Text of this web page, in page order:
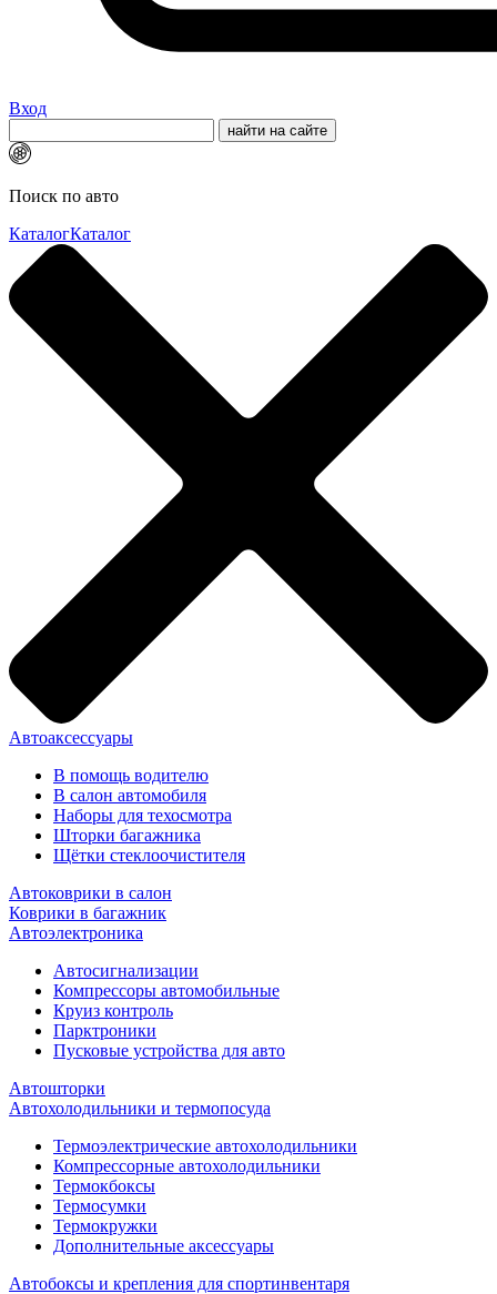
Вход
Поиск по авто
КаталогКаталог
Автоаксессуары
В помощь водителю
В салон автомобиля
Наборы для техосмотра
Шторки багажника
Щётки стеклоочистителя
Автоковрики в салон
Коврики в багажник
Автоэлектроника
Автосигнализации
Компрессоры автомобильные
Круиз контроль
Парктроники
Пусковые устройства для авто
Автошторки
Автохолодильники и термопосуда
Термоэлектрические автохолодильники
Компрессорные автохолодильники
Термокбоксы
Термосумки
Термокружки
Дополнительные аксессуары
Автобоксы и крепления для спортинвентаря